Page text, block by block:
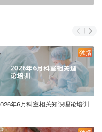
独播
年6月科室相关知识理论培训